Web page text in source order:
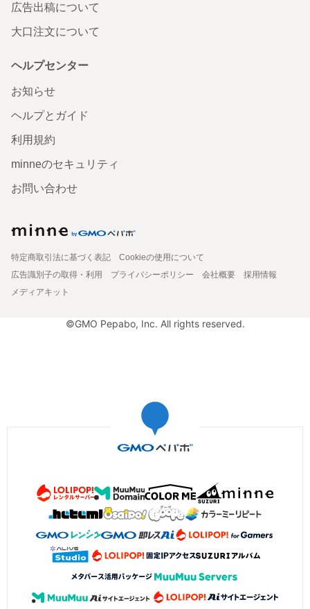
広告出稿について
大口注文について
ヘルプセンター
お知らせ
ヘルプとガイド
利用規約
minneのセキュリティ
お問い合わせ
特定商取引法に基づく表記
Cookieの使用について
広告識別子の取得・利用
プライバシーポリシー 会社概要
採用情報
メディアキット
©GMO Pepabo, Inc. All rights reserved.